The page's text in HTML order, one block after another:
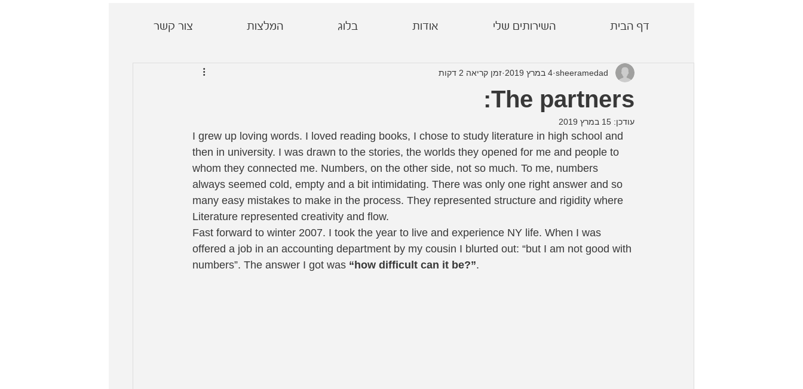
The partners:
sheeramedad 4 במרץ 2019 זמן קריאה 2 דקות
עודכן: 15 במרץ 2019
I grew up loving words. I loved reading books, I chose to study literature in high school and
then in university. I was drawn to the stories, the worlds they opened for me and people to
whom they connected me. Numbers, on the other side, not so much. To me, numbers
always seemed cold, empty and a bit intimidating. There was only one right answer and so
many easy mistakes to make in the process. They represented structure and rigidity where
Literature represented creativity and flow.
Fast forward to winter 2007. I took the year to live and experience NY life. When I was
offered a job in an accounting department by my cousin I blurted out: “but I am not good with
numbers”. The answer I got was “how difficult can it be?”.
דף הבית השירותים שלי אודות בלוג המלצות צור קשר